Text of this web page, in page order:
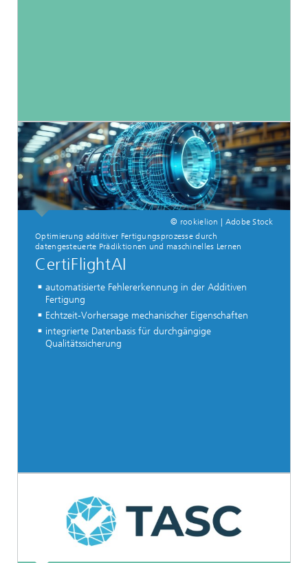
© rookielion | Adobe Stock
Optimierung additiver Fertigungsprozesse durch
datengesteuerte Prädiktionen und maschinelles Lernen
CertiFlightAI
automatisierte Fehlererkennung in der Additiven
Fertigung
Echtzeit-Vorhersage mechanischer Eigenschaften
integrierte Datenbasis für durchgängige
Qualitätssicherung